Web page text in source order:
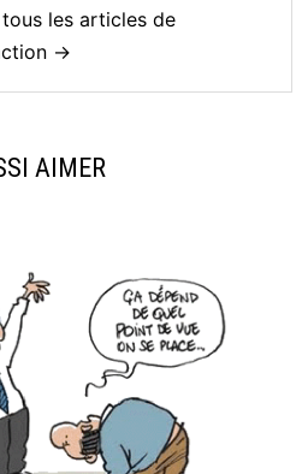
les articles de
→
AIMER